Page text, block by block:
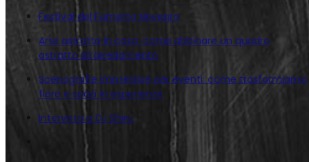
Festival del Fumetto Novegro
Arte astratta in casa: come abbinare un quadro
astratto all’arredamento
Scenografie immersive per eventi: come trasformiamo
fiere e spazi in esperienze
Intervista a DJ Shiru